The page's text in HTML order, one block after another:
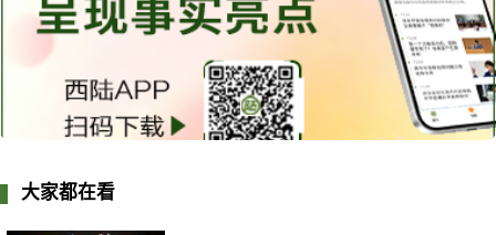
大家都在看